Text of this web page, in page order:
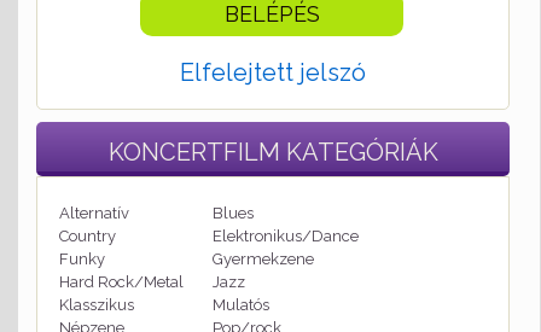
Elfelejtett jelszó
KONCERTFILM KATEGÓRIÁK
Alternatív
Blues
Country
Elektronikus/Dance
Funky
Gyermekzene
Hard Rock/Metal
Jazz
Klasszikus
Mulatós
Népzene
Pop/rock